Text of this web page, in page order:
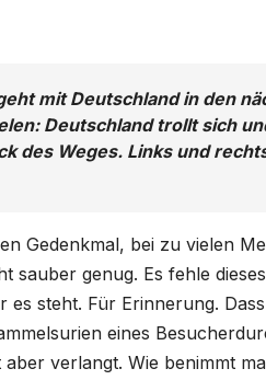
mit Deutschland in den
Deutschland trollt sich
des Weges. Links und
Gedenkmal, bei zu vielen
sauber genug. Es fehle dieses
steht. Für Erinnerung.
eines
verlangt. Wie benimmt